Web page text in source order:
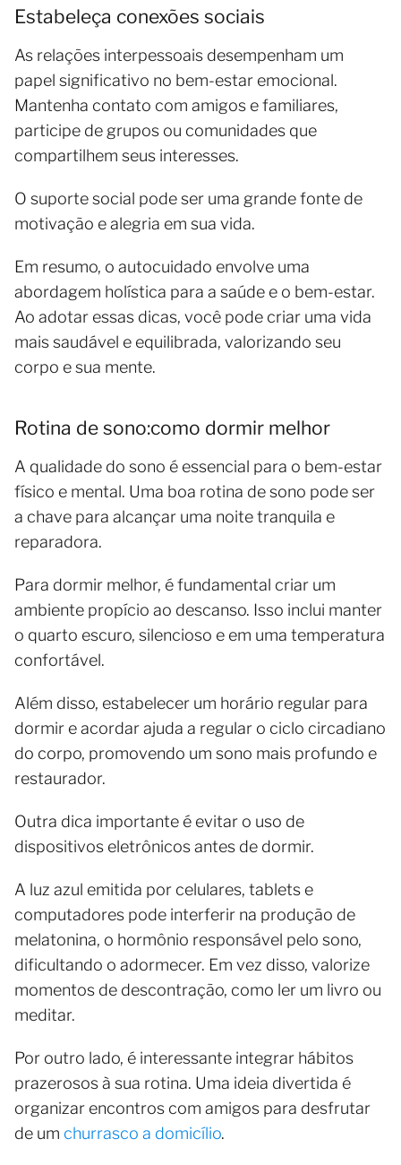
Estabeleça conexões sociais
As relações interpessoais desempenham um
papel significativo no bem-estar emocional.
Mantenha contato com amigos e familiares,
participe de grupos ou comunidades que
compartilhem seus interesses.
O suporte social pode ser uma grande fonte de
motivação e alegria em sua vida.
Em resumo, o autocuidado envolve uma
abordagem holística para a saúde e o bem-estar.
Ao adotar essas dicas, você pode criar uma vida
mais saudável e equilibrada, valorizando seu
corpo e sua mente.
Rotina de sono:como dormir melhor
A qualidade do sono é essencial para o bem-estar
físico e mental. Uma boa rotina de sono pode ser
a chave para alcançar uma noite tranquila e
reparadora.
Para dormir melhor, é fundamental criar um
ambiente propício ao descanso. Isso inclui manter
o quarto escuro, silencioso e em uma temperatura
confortável.
Além disso, estabelecer um horário regular para
dormir e acordar ajuda a regular o ciclo circadiano
do corpo, promovendo um sono mais profundo e
restaurador.
Outra dica importante é evitar o uso de
dispositivos eletrônicos antes de dormir.
A luz azul emitida por celulares, tablets e
computadores pode interferir na produção de
melatonina, o hormônio responsável pelo sono,
dificultando o adormecer. Em vez disso, valorize
momentos de descontração, como ler um livro ou
meditar.
Por outro lado, é interessante integrar hábitos
prazerosos à sua rotina. Uma ideia divertida é
organizar encontros com amigos para desfrutar
de um churrasco a domicílio.